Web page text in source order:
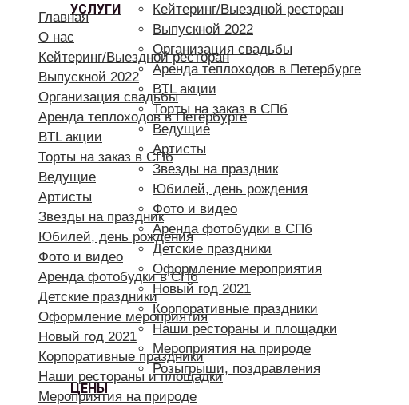
УСЛУГИ
Кейтеринг/Выездной ресторан
Выпускной 2022
Организация свадьбы
Аренда теплоходов в Петербурге
BTL акции
Торты на заказ в СПб
Ведущие
Артисты
Звезды на праздник
Юбилей, день рождения
Фото и видео
Аренда фотобудки в СПб
Детские праздники
Оформление мероприятия
Новый год 2021
Корпоративные праздники
Наши рестораны и площадки
Мероприятия на природе
Розыгрыши, поздравления
ЦЕНЫ
Главная
О нас
Кейтеринг/Выездной ресторан
Выпускной 2022
Организация свадьбы
Аренда теплоходов в Петербурге
BTL акции
Торты на заказ в СПб
Ведущие
Артисты
Звезды на праздник
Юбилей, день рождения
Фото и видео
Аренда фотобудки в СПб
Детские праздники
Оформление мероприятия
Новый год 2021
Корпоративные праздники
Наши рестораны и площадки
Мероприятия на природе